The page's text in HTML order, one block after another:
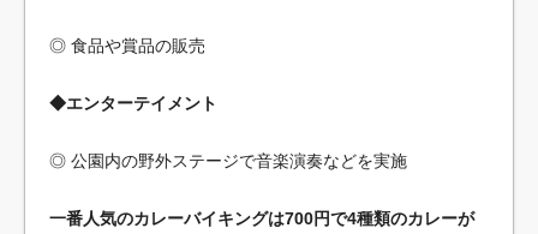
◎ 食品や賞品の販売
◆エンターテイメント
◎ 公園内の野外ステージで音楽演奏などを実施
一番人気のカレーバイキングは700円で4種類のカレーが